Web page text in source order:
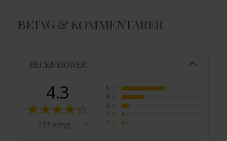
BETYG & KOMMENTARER
RECENSIONER
4.3
237 betyg
5
4
3
2
1